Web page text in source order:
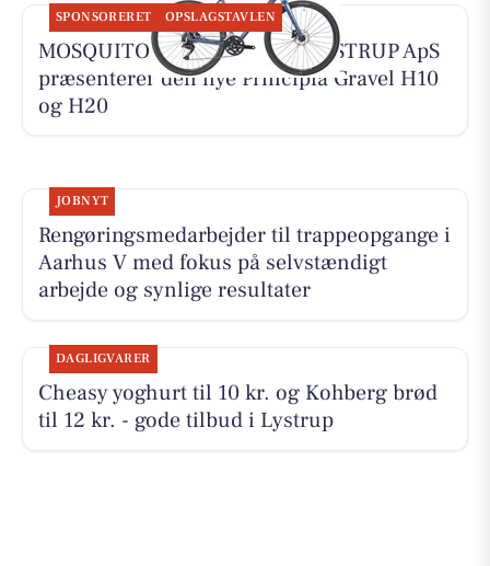
SPONSORERET OPSLAGSTAVLEN
MOSQUITO CYKELCENTER LYSTRUP ApS
præsenterer den nye Principia Gravel H10
og H20
JOBNYT
Rengøringsmedarbejder til trappeopgange i
Aarhus V med fokus på selvstændigt
arbejde og synlige resultater
DAGLIGVARER
Cheasy yoghurt til 10 kr. og Kohberg brød
til 12 kr. - gode tilbud i Lystrup